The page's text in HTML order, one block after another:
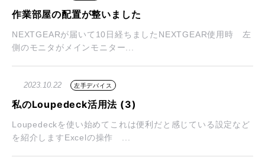
作業部屋の配置が整いました
NEXTGEARが届いて10日経ちましたNEXTGEAR使用時 左
側のモニタがメインモニター...
2023.10.22 左手デバイス
私のLoupedeck活用法 (3)
Loupedeckを使い始めてこれは便利だと感じている設定など
を紹介しますExcelの操作 ...